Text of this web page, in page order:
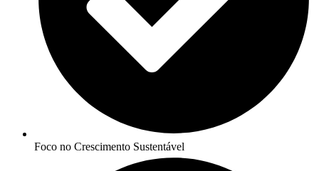
Foco no Crescimento Sustentável